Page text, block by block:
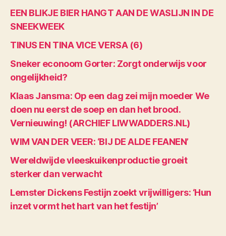
EEN BLIKJE BIER HANGT AAN DE WASLIJN IN DE
SNEEKWEEK
TINUS EN TINA VICE VERSA (6)
Sneker econoom Gorter: Zorgt onderwijs voor
ongelijkheid?
Klaas Jansma: Op een dag zei mijn moeder We
doen nu eerst de soep en dan het brood.
Vernieuwing! (ARCHIEF LIWWADDERS.NL)
WIM VAN DER VEER: ‘BIJ DE ALDE FEANEN’
Wereldwijde vleeskuikenproductie groeit
sterker dan verwacht
Lemster Dickens Festijn zoekt vrijwilligers: ‘Hun
inzet vormt het hart van het festijn’